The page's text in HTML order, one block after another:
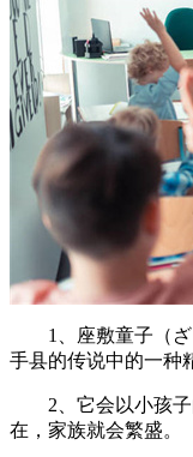
1、座敷童子（
手县的传说中的一种
2、它会以小孩
在，家族就会繁盛。